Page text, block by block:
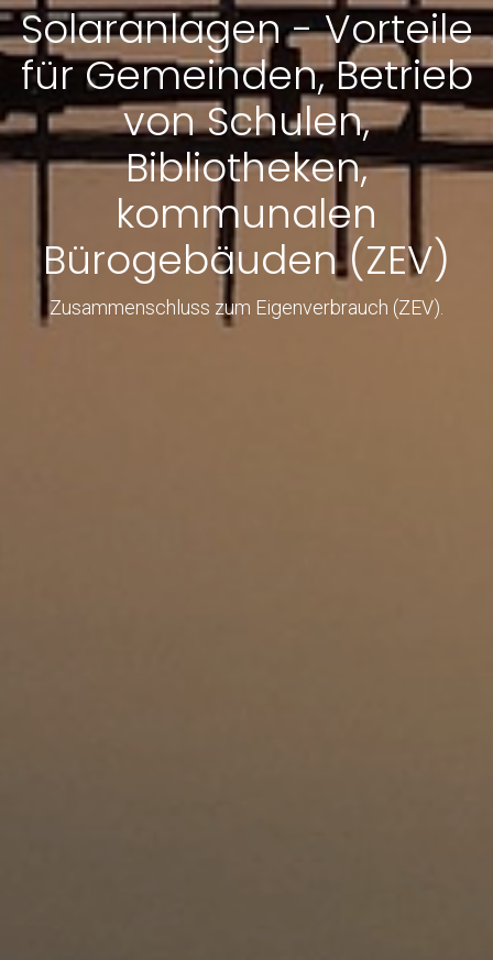
Solaranlagen - Vorteile
für Gemeinden, Betrieb
von Schulen,
Bibliotheken,
kommunalen
Bürogebäuden (ZEV)
Zusammenschluss zum Eigenverbrauch (ZEV).